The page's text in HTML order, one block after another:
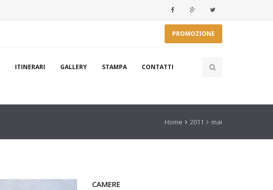
PROMOZIONE
ITINERARI GALLERY STAMPA CONTATTI
Home 2011 mai
CAMERE